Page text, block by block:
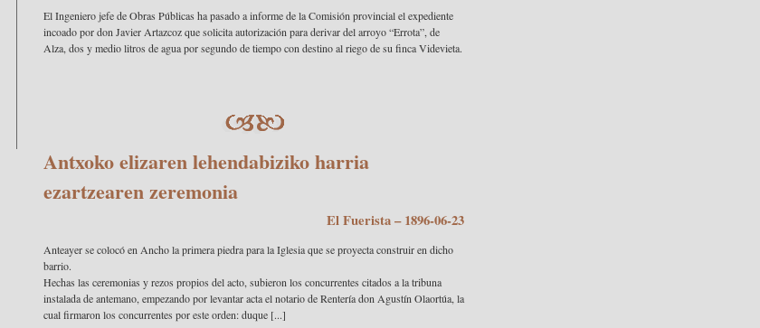
El Ingeniero jefe de Obras Públicas ha pasado a informe de la Comisión provincial el expediente
incoado por don Javier Artazcoz que solicita autorización para derivar del arroyo “Errota”, de
Alza, dos y medio litros de agua por segundo de tiempo con destino al riego de su finca Videvieta.
Antxoko elizaren lehendabiziko harria
ezartzearen zeremonia
El Fuerista– 1896-06-23
Anteayer se colocó en Ancho la primera piedra para la Iglesia que se proyecta construir en dicho
barrio.
Hechas las ceremonias y rezos propios del acto, subieron los concurrentes citados a la tribuna
instalada de antemano, empezando por levantar acta el notario de Rentería don Agustín Olaortúa, la
cual firmaron los concurrentes por este orden: duque [...]